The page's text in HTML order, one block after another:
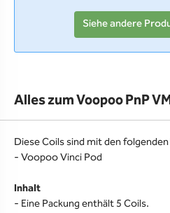
Siehe andere
Alles zum Voopoo PnP
Diese Coils sind mit den
- Voopoo Vinci Pod
Inhalt
- Eine Packung enthält 5 Coils.